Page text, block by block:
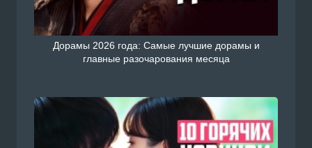
Дорамы 2026 года: Самые лучшие дорамы и
главные разочарования месяца